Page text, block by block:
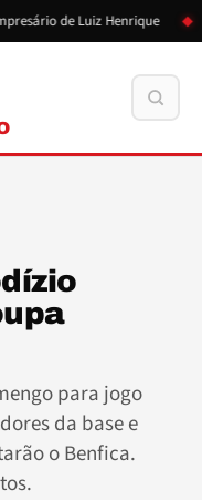
de Luiz Henrique
para jogo
da base e
o Benfica.